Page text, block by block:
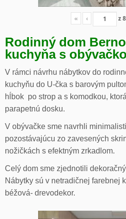
« ‹ z8
Rodinný dom
kuchyňa s
V rámci návrhu nábytkov do
kuchyňu do U-čka s barovým
hĺbok po strop a s komodkou,
parapetnú dosku.
V obývačke sme navrhli
pozostávajúcu zo zavesených
nožičkách s efektným zrkadlom.
Celý dom sme zjednotili
Nábytky sú v netradičnej farebnej
béžová- drevodekor.